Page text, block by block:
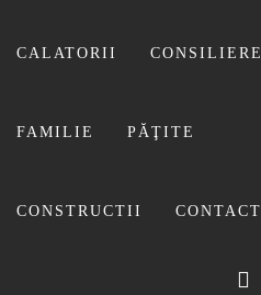
CALATORII CONSILIERE
FAMILIE PĂŢITE
CONSTRUCTII CONTACT